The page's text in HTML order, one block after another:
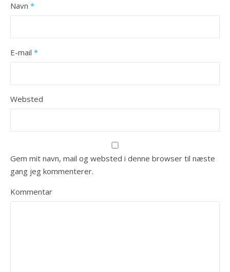
Navn *
E-mail *
Websted
Gem mit navn, mail og websted i denne browser til næste
gang jeg kommenterer.
Kommentar